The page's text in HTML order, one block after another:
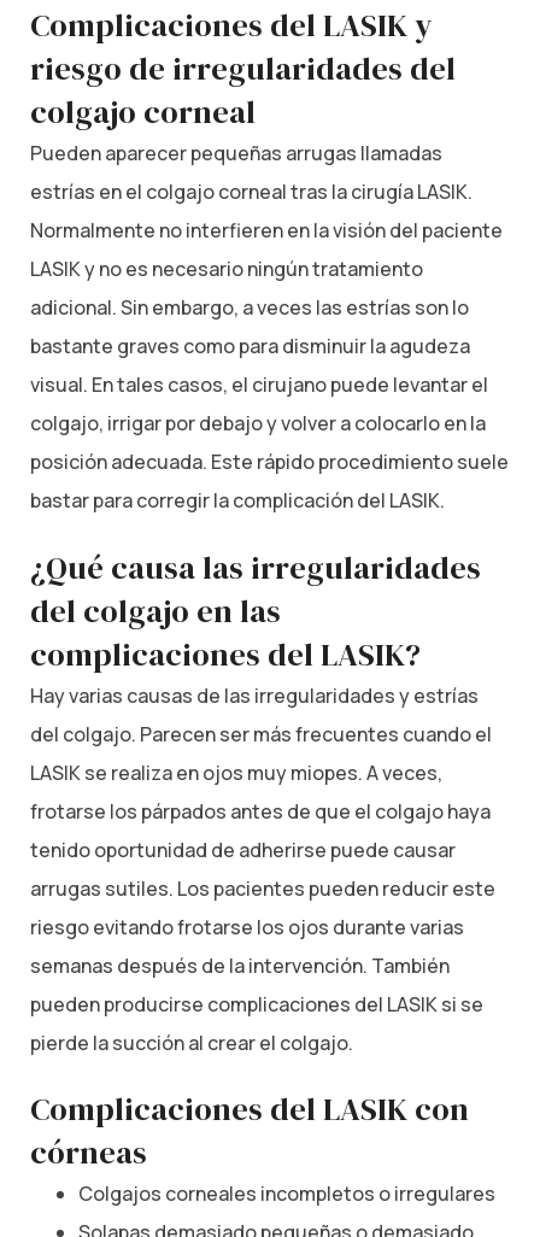
Complicaciones del LASIK y
riesgo de irregularidades del
colgajo corneal
Pueden aparecer pequeñas arrugas llamadas
estrías en el colgajo corneal tras la cirugía LASIK.
Normalmente no interfieren en la visión del paciente
LASIK y no es necesario ningún tratamiento
adicional. Sin embargo, a veces las estrías son lo
bastante graves como para disminuir la agudeza
visual. En tales casos, el cirujano puede levantar el
colgajo, irrigar por debajo y volver a colocarlo en la
posición adecuada. Este rápido procedimiento suele
bastar para corregir la complicación del LASIK.
¿Qué causa las irregularidades
del colgajo en las
complicaciones del LASIK?
Hay varias causas de las irregularidades y estrías
del colgajo. Parecen ser más frecuentes cuando el
LASIK se realiza en ojos muy miopes. A veces,
frotarse los párpados antes de que el colgajo haya
tenido oportunidad de adherirse puede causar
arrugas sutiles. Los pacientes pueden reducir este
riesgo evitando frotarse los ojos durante varias
semanas después de la intervención. También
pueden producirse complicaciones del LASIK si se
pierde la succión al crear el colgajo.
Complicaciones del LASIK con
córneas
Colgajos corneales incompletos o irregulares